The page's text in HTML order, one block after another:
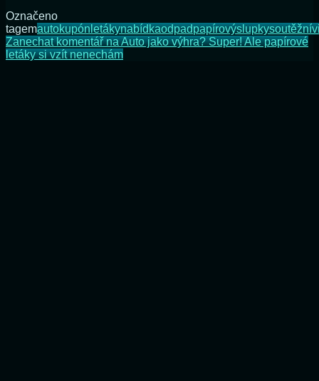
Označeno
tagemautokupónletákynabídkaodpadpapírovýslupkysoutěžní
Zanechat komentářna Auto jako výhra? Super! Ale papírové
letáky si vzít nenechám